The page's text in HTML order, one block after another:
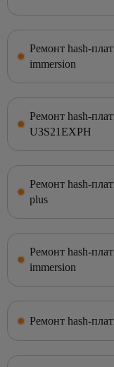
Ремонт hash-
immersion
Ремонт hash-
U3S21EXPH
Ремонт hash-
plus
Ремонт hash-
immersion
Ремонт hash-